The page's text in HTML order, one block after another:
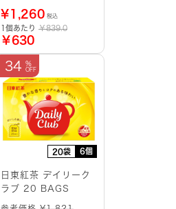
¥1,260 税込
1個あたり ￥839.0
￥630
20袋 6個
34
日東紅茶 デイリーク
ラブ 20 BAGS